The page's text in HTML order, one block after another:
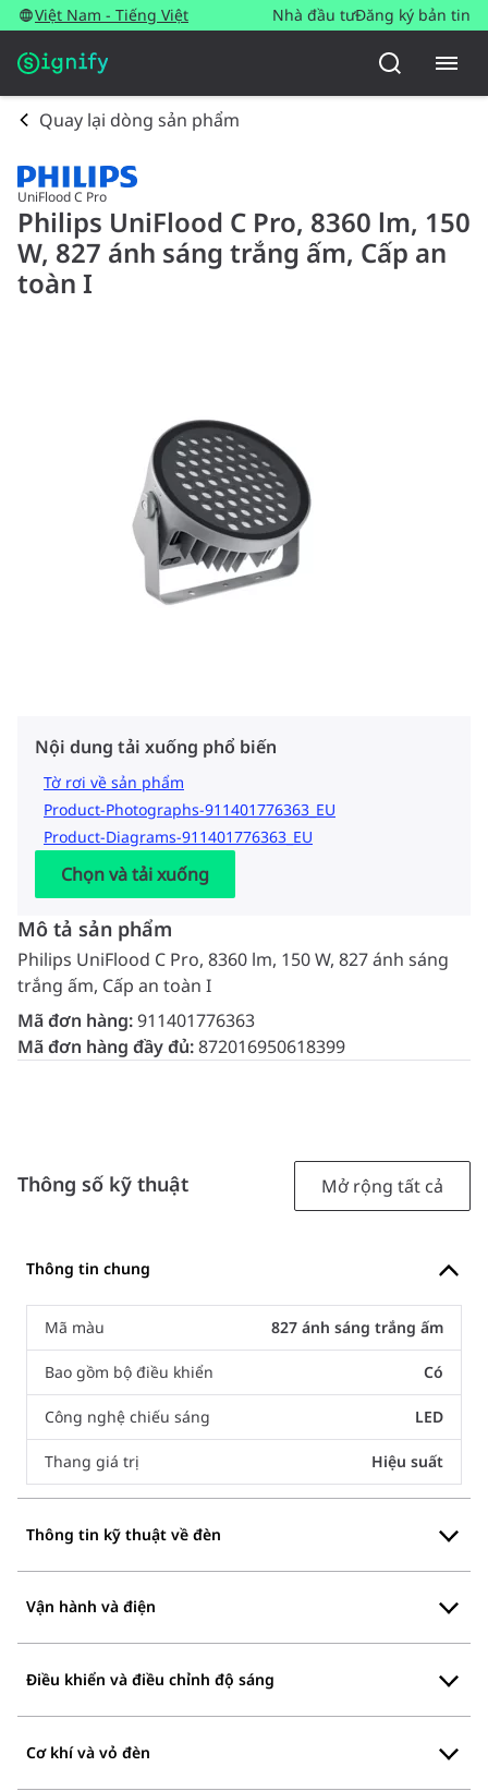
Việt Nam - Tiếng Việt Nhà đầu tưĐăng ký bản tin
Quay lại dòng sản phẩm
UniFlood C Pro
Philips UniFlood C Pro, 8360 lm, 150
W, 827 ánh sáng trắng ấm, Cấp an
toàn I
Nội dung tải xuống phổ biến
Tờ rơi về sản phẩm
Product-Photographs-911401776363_EU
Product-Diagrams-911401776363_EU
Chọn và tải xuống
Mô tả sản phẩm
Philips UniFlood C Pro, 8360 lm, 150 W, 827 ánh sáng
trắng ấm, Cấp an toàn I
Mã đơn hàng:911401776363
Mã đơn hàng đầy đủ:872016950618399
Thông số kỹ thuật Mở rộng tất cả
Thông tin chung
Mã màu 827 ánh sáng trắng ấm
Bao gồm bộ điều khiển Có
Công nghệ chiếu sáng LED
Thang giá trị Hiệu suất
Thông tin kỹ thuật về đèn
Vận hành và điện
Điều khiển và điều chỉnh độ sáng
Cơ khí và vỏ đèn